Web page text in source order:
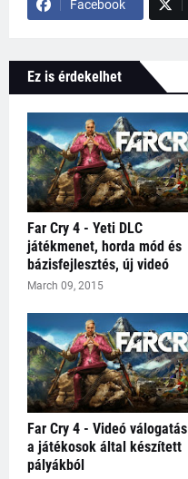
Facebook
Ez is érdekelhet
Far Cry 4 - Yeti DLC
játékmenet, horda mód és
bázisfejlesztés, új videó
March 09, 2015
Far Cry 4 - Videó válogatás
a játékosok által készített
pályákból